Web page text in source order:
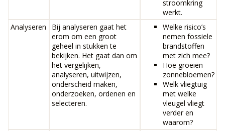
stroomkring
werkt.
Analyseren
Bij analyseren gaat het
erom om een groot
geheel in stukken te
bekijken. Het gaat dan om
het vergelijken,
analyseren, uitwijzen,
onderscheid maken,
onderzoeken, ordenen en
selecteren.
Welke risico’s
nemen fossiele
brandstoffen
met zich mee?
Hoe groeien
zonnebloemen?
Welk vliegtuig
met welke
vleugel vliegt
verder en
waarom?